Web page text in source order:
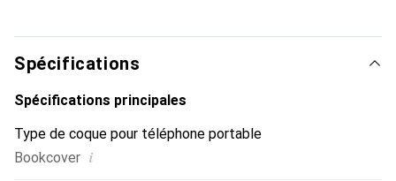
marque Noreve est un choix sûr pour une clientèle
exigeante.
Spécifications
Spécifications principales
Type de coque pour téléphone portable
Bookcover i